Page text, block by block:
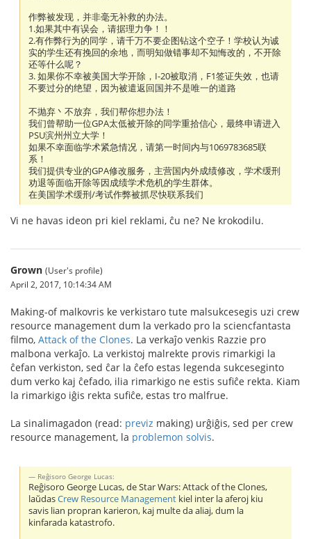
作弊被发现，并非毫无补救的办法。
1.如果其中有误会，请据理力争！！
2.有作弊行为的同学，请千万不要企图钻这个空子！学校认为诚
实的学生还有挽回的余地，而明知做错事却不知悔改的，不开除
还等什么呢？
3. 如果你不幸被美国大学开除，I-20被取消，F1签证失效，也请
不要过分的绝望，因为被遣返回国并不是唯一的道路
不抛弃丶不放弃，我们帮你想办法！
我们曾帮助一位GPA太低被开除的同学重拾信心，最终申请进入
PSU滨州州立大学！
如果不幸面临学术紧急情况，请第一时间内与1069783685联
系！
我们提供专业的GPA修改服务，主营国内外成绩修改，学术缓刑
劝退等面临开除等因成绩学术危机的学生群体。
在美国学术缓刑/考试作弊被抓尽快联系我们
Vi ne havas ideon pri kiel reklami, ĉu ne? Ne krokodilu.
Grown (User's profile)
April 2, 2017, 10:14:34 AM
Making-of malkovris ke verkistaro tute malsukcesegis uzi crew
resource management dum la verkado pro la sciencfantasta
filmo, Attack of the Clones. La verkaĵo venkis Razzie pro
malbona verkaĵo. La verkistoj malrekte provis rimarkigi la
ĉefan verkiston, sed ĉar la ĉefo estas legenda sukceseginto
dum verko kaj ĉefado, ilia rimarkigo ne estis sufiĉe rekta. Kiam
la rimarkigo iĝis rekta sufiĉe, estas tro malfrue.
La sinalimagadon (read: previz making) urĝiĝis, sed per crew
resource management, la problemon solvis.
Reĝisoro George Lucas:
Reĝisoro George Lucas, de Star Wars: Attack of the Clones,
laŭdasCrew Resource Management kiel inter la aferoj kiu
savis lian propran karieron, kaj multe da aliaj, dum la
kinfarada katastrofo.